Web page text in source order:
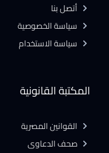
المكتبة القانونية
القوانين المصرية
صحف الدعاوى
أتصل بنا
سياسة الخصوصية
سياسة الاستخدام